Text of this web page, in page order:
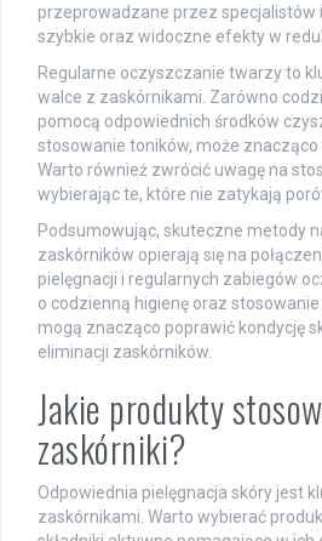
przeprowadzane przez specjalistów
szybkie oraz widoczne efekty w
Regularne oczyszczanie twarzy to
walce z zaskórnikami. Zarówno
pomocą odpowiednich środków
stosowanie toników, może znacząco
Warto również zwrócić uwagę na
wybierając te, które nie zatykają
Podsumowując, skuteczne metody
zaskórników opierają się na
pielęgnacji i regularnych zabiegów
o codzienną higienę oraz
mogą znacząco poprawić kondycję
eliminacji zaskórników.
Jakie produkty
zaskórniki?
Odpowiednia pielęgnacja skóry jest
zaskórnikami. Warto wybierać